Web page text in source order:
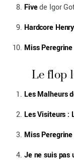
Fivede Igor
Hardcore Henry
Miss
Le flop
Les Malheurs
Les Visiteurs :
Miss
Je ne suis pas